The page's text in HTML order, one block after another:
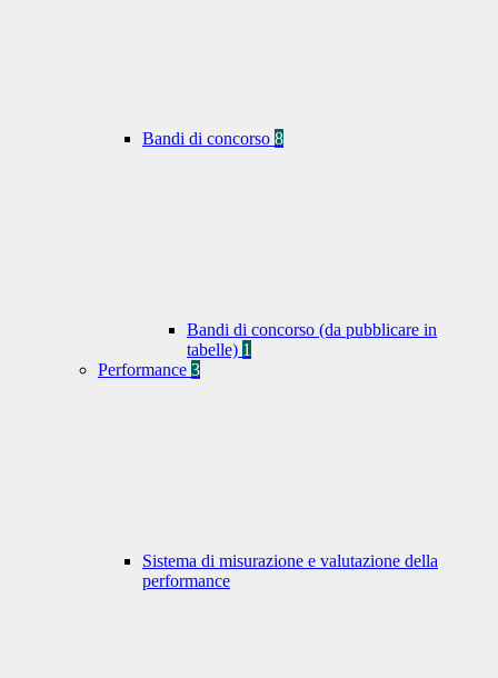
Bandi di concorso 8
Bandi di concorso (da pubblicare in
tabelle) 1
Performance 3
Sistema di misurazione e valutazione della
performance